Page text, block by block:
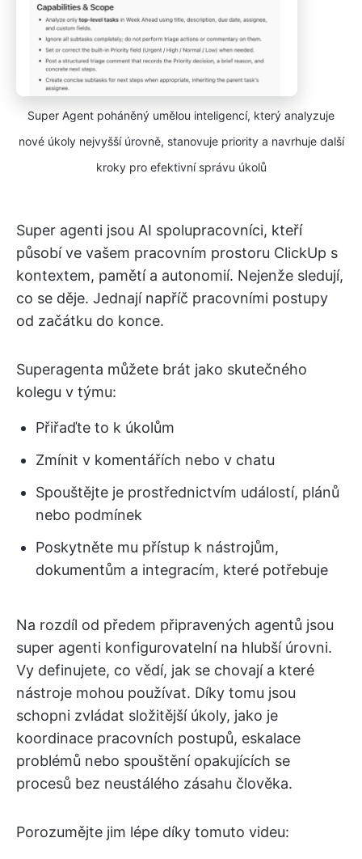
Super Agent poháněný umělou inteligencí, který analyzuje
nové úkoly nejvyšší úrovně, stanovuje priority a navrhuje další
kroky pro efektivní správu úkolů
Super agenti jsou AI spolupracovníci, kteří
působí ve vašem pracovním prostoru ClickUp s
kontextem, pamětí a autonomií. Nejenže sledují,
co se děje. Jednají napříč pracovními postupy
od začátku do konce.
Superagenta můžete brát jako skutečného
kolegu v týmu:
Přiřaďte to k úkolům
Zmínit v komentářích nebo v chatu
Spouštějte je prostřednictvím událostí, plánů
nebo podmínek
Poskytněte mu přístup k nástrojům,
dokumentům a integracím, které potřebuje
Na rozdíl od předem připravených agentů jsou
super agenti konfigurovatelní na hlubší úrovni.
Vy definujete, co vědí, jak se chovají a které
nástroje mohou používat. Díky tomu jsou
schopni zvládat složitější úkoly, jako je
koordinace pracovních postupů, eskalace
problémů nebo spouštění opakujících se
procesů bez neustálého zásahu člověka.
Porozumějte jim lépe díky tomuto videu: